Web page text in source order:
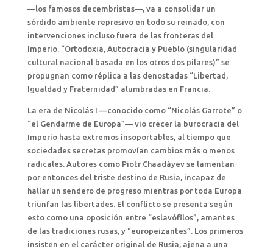
—los famosos decembristas—, va a consolidar un
sórdido ambiente represivo en todo su reinado, con
intervenciones incluso fuera de las fronteras del
Imperio. “Ortodoxia, Autocracia y Pueblo (singularidad
cultural nacional basada en los otros dos pilares)” se
propugnan como réplica a las denostadas “Libertad,
Igualdad y Fraternidad” alumbradas en Francia.
La era de Nicolás I —conocido como “Nicolás Garrote” o
“el Gendarme de Europa”— vio crecer la burocracia del
Imperio hasta extremos insoportables, al tiempo que
sociedades secretas promovían cambios más o menos
radicales. Autores como Piotr Chaadáyev se lamentan
por entonces del triste destino de Rusia, incapaz de
hallar un sendero de progreso mientras por toda Europa
triunfan las libertades. El conflicto se presenta según
esto como una oposición entre “eslavófilos”, amantes
de las tradiciones rusas, y “europeizantes”. Los primeros
insisten en el carácter original de Rusia, ajena a una